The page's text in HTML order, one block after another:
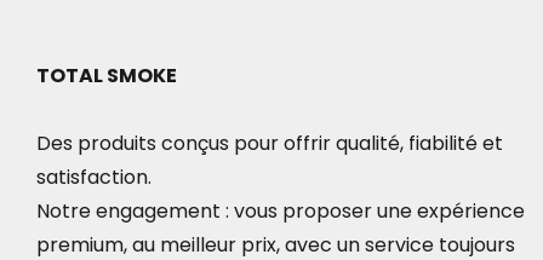
TOTAL SMOKE
Des produits conçus pour offrir qualité, fiabilité et
satisfaction.
Notre engagement : vous proposer une expérience
premium, au meilleur prix, avec un service toujours